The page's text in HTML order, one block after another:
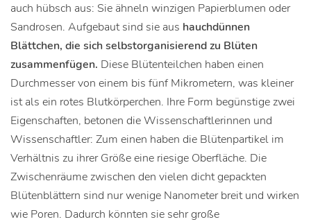
auch hübsch aus: Sie ähneln winzigen Papierblumen oder
Sandrosen. Aufgebaut sind sie aus hauchdünnen
Blättchen, die sich selbstorganisierend zu Blüten
zusammenfügen. Diese Blütenteilchen haben einen
Durchmesser von einem bis fünf Mikrometern, was kleiner
ist als ein rotes Blutkörperchen. Ihre Form begünstige zwei
Eigenschaften, betonen die Wissenschaftlerinnen und
Wissenschaftler: Zum einen haben die Blütenpartikel im
Verhältnis zu ihrer Größe eine riesige Oberfläche. Die
Zwischenräume zwischen den vielen dicht gepackten
Blütenblättern sind nur wenige Nanometer breit und wirken
wie Poren. Dadurch könnten sie sehr große